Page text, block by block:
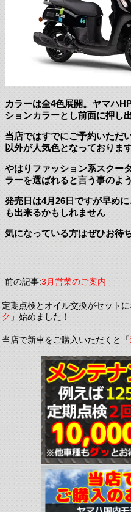
カラーは全4色展開。ヤマハ
ションカラーとし前面に押し
当店ではすでにご予約いただ
以外が人気色となっておりま
やはりファッション系スクー
ラーを選ばれると言う事のよ
発売日は4月26日ですが早め
も出来るかもしれません
気になっている方はぜひお待
前の記事:3月営業のご案内
定期点検とオイル交換がセット
ク」始めました！
当店で新車をご購入いただくと「